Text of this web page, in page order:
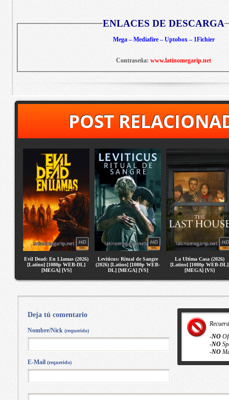
ENLACES DE DESCARGA
Mega – Mediafire – Uptobox – 1Fichier
Contraseña: www.latinomegarip.net
POST
Evil Dead: En Llamas (2026)
[Latino] [1080p WEB-DL]
[MEGA] [VS]
Leviticus: Ritual de Sangre
(2026) [Latino] [1080p WEB-
DL] [MEGA] [VS]
La Ultima Casa (2026)
[Latino] [1080p WEB-DL]
[MEGA] [VS]
-NO
-NO
-NO
Deja tú comentario
Nombre/Nick (requerido)
E-Mail (requerido)